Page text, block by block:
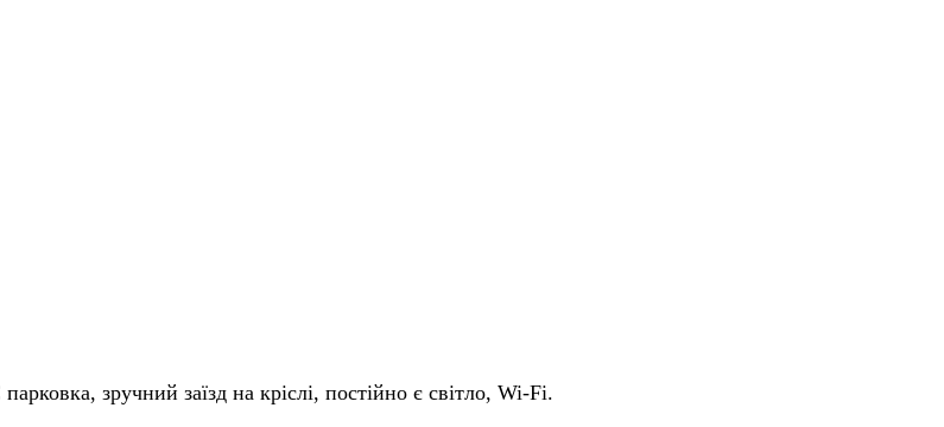
зручний заїзд на кріслі, постійно є світло, Wi-Fi.